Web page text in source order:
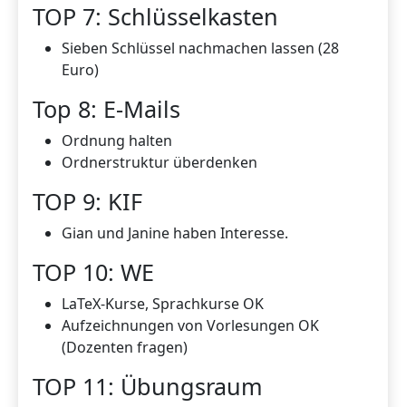
TOP 7: Schlüsselkasten
Sieben Schlüssel nachmachen lassen (28
Euro)
Top 8: E-Mails
Ordnung halten
Ordnerstruktur überdenken
TOP 9: KIF
Gian und Janine haben Interesse.
TOP 10: WE
LaTeX-Kurse, Sprachkurse OK
Aufzeichnungen von Vorlesungen OK
(Dozenten fragen)
TOP 11: Übungsraum